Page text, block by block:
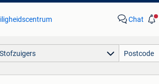
Chat
Stofzuigers